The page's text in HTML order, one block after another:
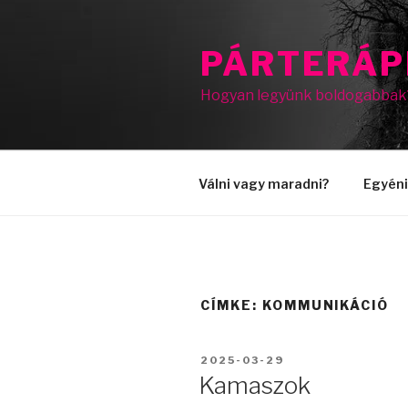
Hogyan legyünk
Válni vagy maradni?
CÍMKE: KOMMUNIKÁCIÓ
BEKÜLDVE:
2025-03-29
Kamaszok